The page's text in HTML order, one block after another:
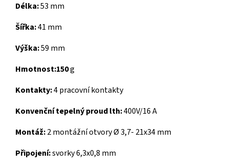
Délka:53 mm
Šířka:41 mm
Výška:59 mm
Hmotnost:150g
Kontakty:4 pracovní kontakty
Konvenční tepelný proud lth:400V/16 A
Montáž:2 montážní otvory Ø 3,7- 21x34 mm
Připojení:svorky 6,3x0,8 mm